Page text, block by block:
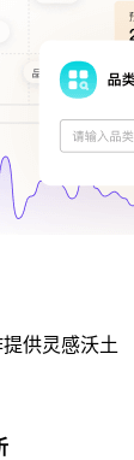
供灵感沃土